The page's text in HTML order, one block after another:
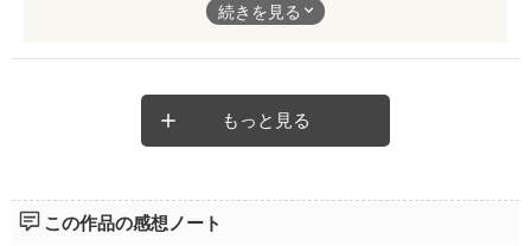
大学生になった日向子が一人暮らしを始めたアパートの隣の部屋
やっと両想いになったのに、
恋ってやっぱり難しい。
一緒にいるのに、
どうしてすれ違ってしまうんだろう──。
続きを見る
もっと見る
この作品の感想ノート